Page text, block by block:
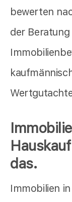
bewerten
der
das.
Immobilien